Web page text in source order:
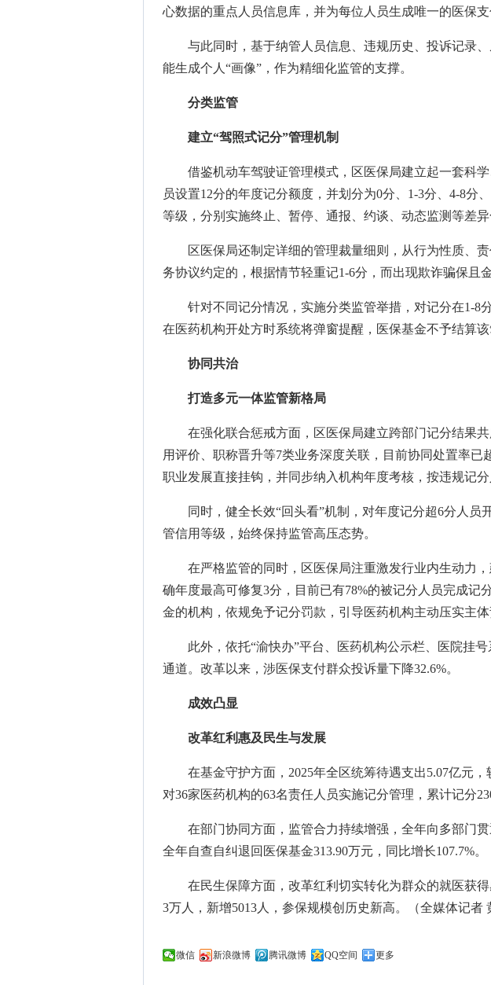
心数据的重点人员信息库，并为每位人员生成唯一的医保
与此同时，基于纳管人员信息、违规历史、投诉记录
能生成个人“画像”，作为精细化监管的支撑。
分类监管
建立“驾照式记分”管理机制
借鉴机动车驾驶证管理模式，区医保局建立起一套科
员设置12分的年度记分额度，并划分为0分、1-3分、4-8分
等级，分别实施终止、暂停、通报、约谈、动态监测等差异
区医保局还制定详细的管理裁量细则，从行为性质、
务协议约定的，根据情节轻重记1-6分，而出现欺诈骗保且
针对不同记分情况，实施分类监管举措，对记分在1-8
在医药机构开处方时系统将弹窗提醒，医保基金不予结算
协同共治
打造多元一体监管新格局
在强化联合惩戒方面，区医保局建立跨部门记分结果
用评价、职称晋升等7类业务深度关联，目前协同处置率已
职业发展直接挂钩，并同步纳入机构年度考核，按违规记分
同时，健全长效“回头看”机制，对年度记分超6分人
管信用等级，始终保持监管高压态势。
在严格监管的同时，区医保局注重激发行业内生动力
确年度最高可修复3分，目前已有78%的被记分人员完成
金的机构，依规免予记分罚款，引导医药机构主动压实主体
此外，依托“渝快办”平台、医药机构公示栏、医院挂
通道。改革以来，涉医保支付群众投诉量下降32.6%。
成效凸显
改革红利惠及民生与发展
在基金守护方面，2025年全区统筹待遇支出5.07亿元
对36家医药机构的63名责任人员实施记分管理，累计记分
在部门协同方面，监管合力持续增强，全年向多部门
全年自查自纠退回医保基金313.90万元，同比增长107.7%。
在民生保障方面，改革红利切实转化为群众的就医获
3万人，新增5013人，参保规模创历史新高。（全媒体记者
微信 新浪微博 腾讯微博 QQ空间 更多